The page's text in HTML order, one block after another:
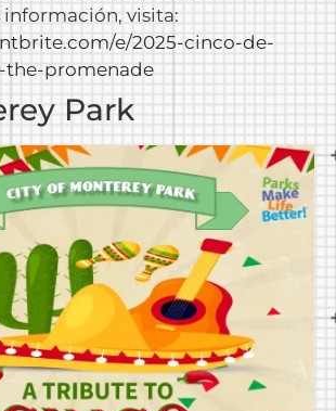
información, visita:
e/2025-cinco-de-
the-promenade
Park